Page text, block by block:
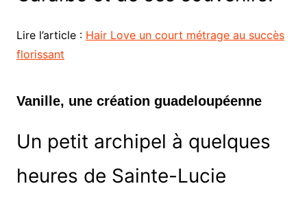
Lire l’article : Hair Love un court métrage au succès
florissant
Vanille, une création guadeloupéenne
Un petit archipel à quelques
heures de Sainte-Lucie